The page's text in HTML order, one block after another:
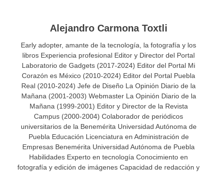
Alejandro Carmona Toxtli
Early adopter, amante de la tecnología, la fotografía y los
libros Experiencia profesional Editor y Director del Portal
Laboratorio de Gadgets (2017-2024) Editor del Portal Mi
Corazón es México (2010-2024) Editor del Portal Puebla
Real (2010-2024) Jefe de Diseño La Opinión Diario de la
Mañana (2001-2003) Webmaster La Opinión Diario de la
Mañana (1999-2001) Editor y Director de la Revista
Campus (2000-2004) Colaborador de periódicos
universitarios de la Benemérita Universidad Autónoma de
Puebla Educación Licenciatura en Administración de
Empresas Benemérita Universidad Autónoma de Puebla
Habilidades Experto en tecnología Conocimiento en
fotografía y edición de imágenes Capacidad de redacción y